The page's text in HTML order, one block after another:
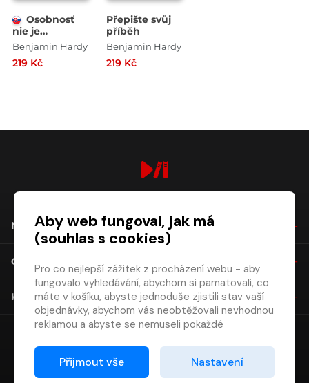
Osobnosť
nie je
nemenná
Benjamin Hardy
219 Kč
Přepište svůj
příběh
Benjamin Hardy
219 Kč
NÁKUP
O SPOLEČNOSTI
KONTAKT
Aby web fungoval, jak má
(souhlas s cookies)
Pro co nejlepší zážitek z procházení webu - aby
fungovalo vyhledávání, abychom si pamatovali, co
máte v košíku, abyste jednoduše zjistili stav vaší
objednávky, abychom vás neobtěžovali nevhodnou
reklamou a abyste se nemuseli pokaždé
Proto od vás potřebujeme souhlas se
zpracováním souborů cookies
Přijmout vše Nastavení